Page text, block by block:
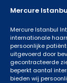
Mercure
Mercure Istanbul
internationale
persoonlijke
uitgevoerd door
gecontracteerde
beperkt aantal
bieden wij